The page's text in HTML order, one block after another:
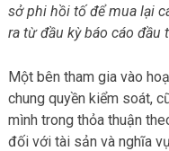
sở phi hồi tố để mua lại
ra từ đầu kỳ báo cáo đầu
Một bên tham gia vào
chung quyền kiểm soát,
mình trong thỏa thuận
đối với tài sản và nghĩa